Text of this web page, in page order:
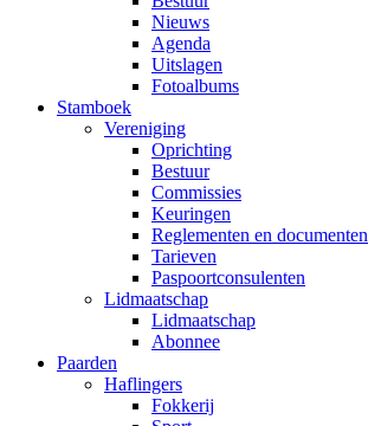
Nieuws
Agenda
Uitslagen
Fotoalbums
Stamboek
Vereniging
Oprichting
Bestuur
Commissies
Keuringen
Reglementen en documenten
Tarieven
Paspoortconsulenten
Lidmaatschap
Lidmaatschap
Abonnee
Paarden
Haflingers
Fokkerij